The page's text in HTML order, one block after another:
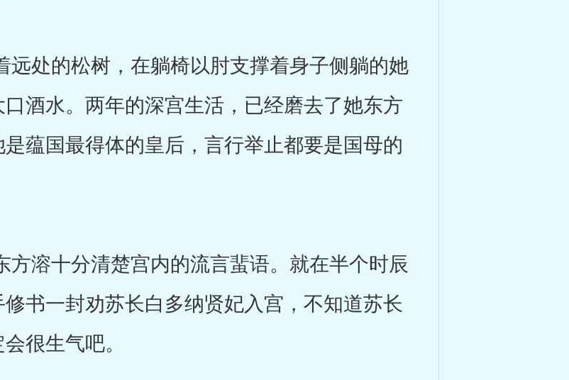
处的松树，在躺椅以肘支撑着身子侧躺的她
酒水。两年的深宫生活，已经磨去了她东方
蕴国最得体的皇后，言行举止都要是国母的
溶十分清楚宫内的流言蜚语。就在半个时辰
书一封劝苏长白多纳贤妃入宫，不知道苏长
很生气吧。